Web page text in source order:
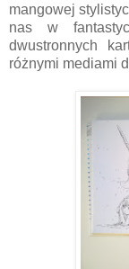
mangowej
nas w
dwustronnych
różnymi mediami